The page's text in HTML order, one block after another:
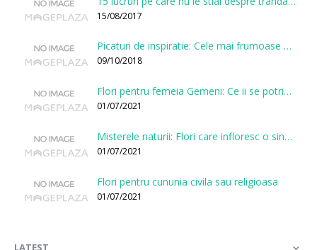
15/08/2017
Picaturi de inspiratie: Cele mai frumoase citate despre flori
09/10/2018
Flori pentru femeia Gemeni: Ce ii se potriveste, ce ii poarta noroc si ce o caracterizeaza?
01/07/2021
Misterele naturii: Flori care infloresc o singura data la cateva sute de ani
01/07/2021
Flori pentru cununia civila sau religioasa
01/07/2021